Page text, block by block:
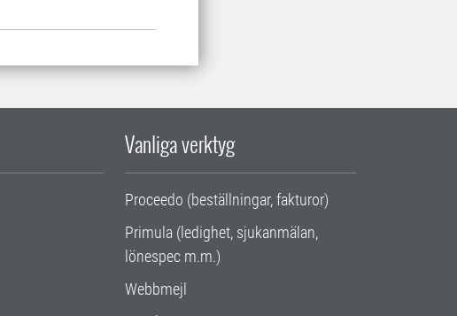
Vanliga verktyg
Proceedo (beställningar, fakturor)
Primula (ledighet, sjukanmälan,
lönespec m.m.)
Webbmejl